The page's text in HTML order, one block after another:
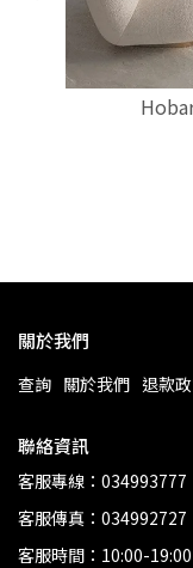
關於我們
查詢 關於我們 退款
聯絡資訊
客服專線：034993777
客服傳真：034992727
客服時間：10:00-19:00